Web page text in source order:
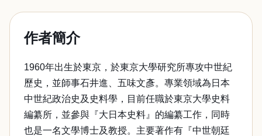
作者簡介
1960年出生於東京，於東京大學研究所專攻中世紀
歷史，並師事石井進、五味文彥。專業領域為日本
中世紀政治史及史料學，目前任職於東京大學史料
編纂所，並參與『大日本史料』的編纂工作，同時
也是一名文學博士及教授。主要著作有『中世朝廷